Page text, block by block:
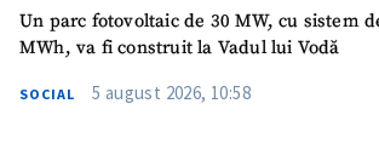
Un parc fotovoltaic de 30 MW, cu sistem
MWh, va fi construit la Vadul lui Vodă
SOCIAL 5 august 2026, 10:58